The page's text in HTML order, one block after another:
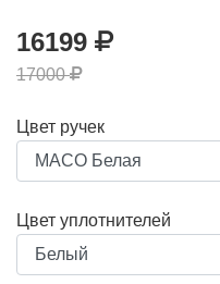
16199
17000
Цвет ручек
Цвет уплотнителей